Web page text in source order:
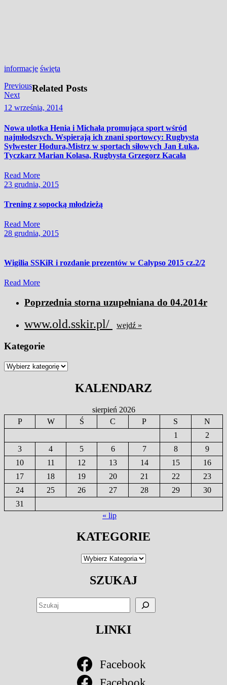
informacje święta
Nawigacja
wpisu
PreviousPrevious
post:
NextNext
post:
Related Posts
12 września, 201412
2014
Nowa ulotka Henia i Michała promująca sport wśród
najmłodszych. Wspierają ich znani sportowcy: Rugbysta
Sylwester Hodura,Mistrz w sportach siłowych Jan Łuka,
Tyczkarz Marian Kolasa, Rugbysta Grzegorz Kacała
Read MoreRead
More
23 grudnia, 201523
2015
Trening z sopocką młodzieżą
Read MoreRead
More
28 grudnia, 201528
Wigilia SSKiR i rozdanie prezentów w Calypso 2015 cz.2/2
Read MoreRead
Poprzednia storna uzupełniana do 04.2014r
www.old.sskir.pl/ wejdź »
Kategorie
Kategorie
KALENDARZ
sierpień 2026
P
W Ś C P S
N
1
2
3
4 5 6 7 8
9
10
11 12 13 14 15
16
17
18 19 20 21 22
23
24
25 26 27 28 29
30
31
« lip
KATEGORIE
Kategorie
SZUKAJ
LINKI
Facebook